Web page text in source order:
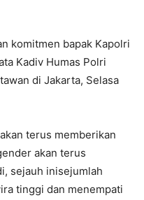
komitmen bapak Kapolri
Kadiv Humas Polri
di Jakarta, Selasa
terus memberikan
akan terus
sejauh inisejumlah
tinggi dan menempati